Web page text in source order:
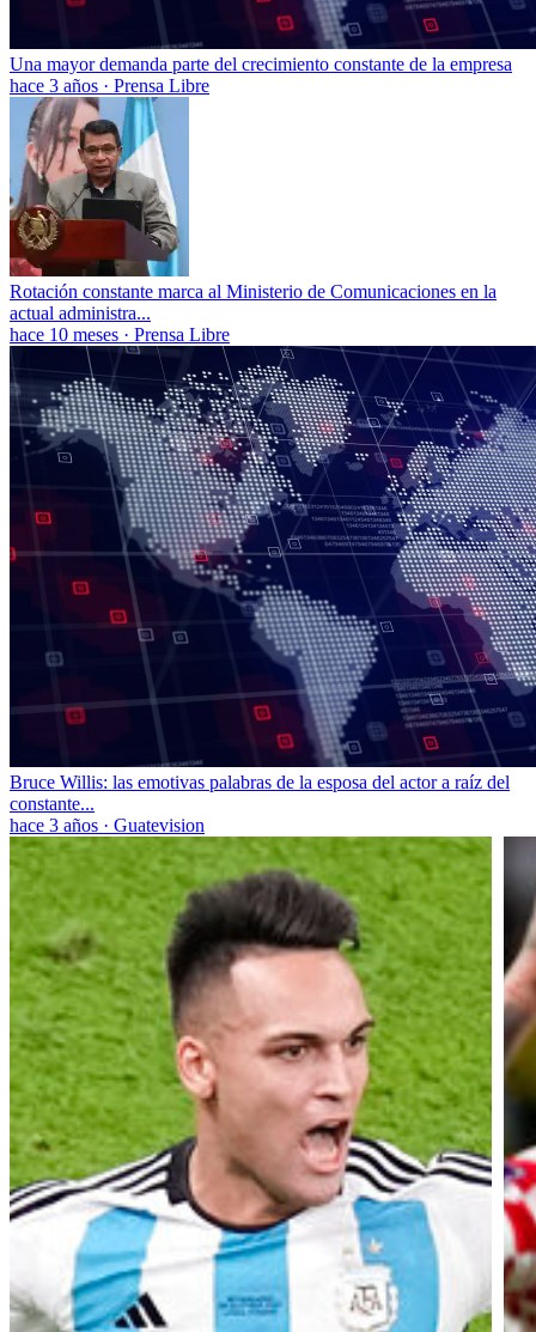
Una mayor demanda parte del crecimiento constante de la empresa
hace 3 años · Prensa Libre
Rotación constante marca al Ministerio de Comunicaciones en la
actual administra...
hace 10 meses · Prensa Libre
Bruce Willis: las emotivas palabras de la esposa del actor a raíz del
constante...
hace 3 años · Guatevision